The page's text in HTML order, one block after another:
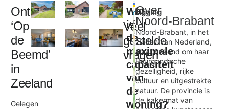
Ontdek
‘Op
de
Beemd’
in
Zeeland
Gelegen
Veel
gestelde
vragen
Wat
is
de
maximale
capaciteit
van
de
woning?
Ligging
Op de Beemd
×
+
−
Leaflet
OpenStreetMap
contributors
Over
Noord-Brabant
Noord-Brabant, in het
zuiden van Nederland,
staat bekend om haar
Bourgondische
gezelligheid, rijke
cultuur en uitgestrekte
natuur. De provincie is
de bakermat van